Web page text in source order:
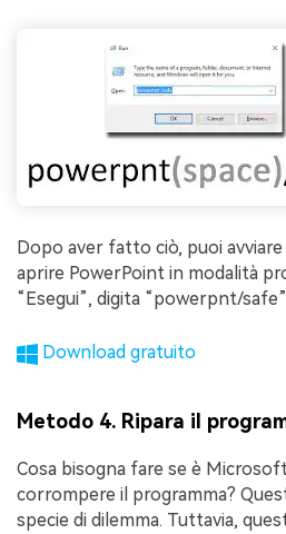
Dopo aver fatto ciò, puoi
aprire PowerPoint in modalità
“Esegui”, digita “powerpnt/
Download gratuito
Metodo 4. Ripara il
Cosa bisogna fare se è
corrompere il programma?
specie di dilemma. Tuttavia,